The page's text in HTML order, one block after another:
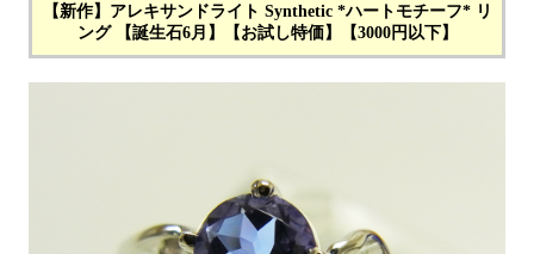
【新作】アレキサンドライト Synthetic *ハートモチーフ* リ
ング 【誕生石6月】【お試し特価】【3000円以下】